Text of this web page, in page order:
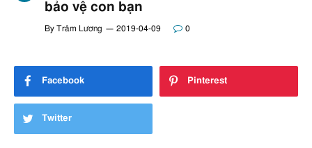
bảo vệ con bạn
By Trâm Lương 2019-04-09 0
Facebook Pinterest
Twitter